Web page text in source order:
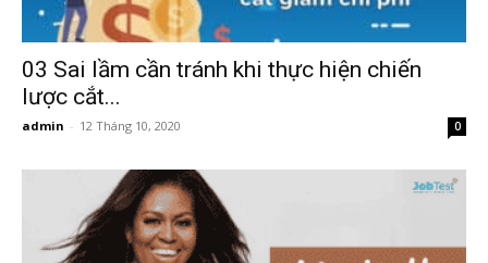
03 Sai lầm cần tránh khi thực hiện chiến
lược cắt...
admin - 12 Tháng 10, 2020 0